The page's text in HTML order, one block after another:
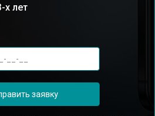
х лет
заявку